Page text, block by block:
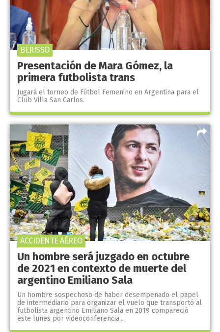
Presentación de Mara Gómez, la
primera futbolista trans
Jugará el torneo de Fútbol Femenino en Argentina para el
Club Villa San Carlos.
BERISSO
Un hombre será juzgado en octubre
de 2021 en contexto de muerte del
argentino Emiliano Sala
Un hombre sospechoso de haber desempeñado el papel
de intermediario para organizar el vuelo que transportó al
futbolista argentino Emiliano Sala en 2019 compareció
este lunes por videoconferencia...
ACCIDENTE AÉREO